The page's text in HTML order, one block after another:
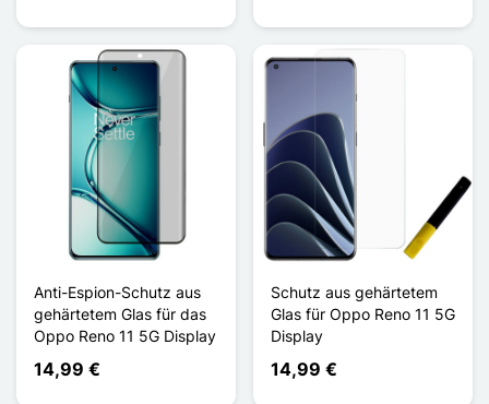
Anti-Espion-Schutz aus
gehärtetem Glas für das
Oppo Reno 11 5G Display
14,99 €
Schutz aus gehärtetem
Glas für Oppo Reno 11 5G
Display
14,99 €